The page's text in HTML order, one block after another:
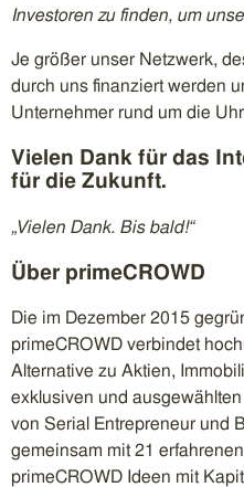
Investoren zu finden, um
Je größer unser Netzwerk,
durch uns finanziert werden
Unternehmer rund um die
Vielen Dank für das
für die Zukunft.
„Vielen Dank. Bis bald!“
Über primeCROWD
Die im Dezember 2015
primeCROWD verbindet
Alternative zu Aktien,
exklusiven und
von Serial Entrepreneur und
gemeinsam mit 21
primeCROWD Ideen mit